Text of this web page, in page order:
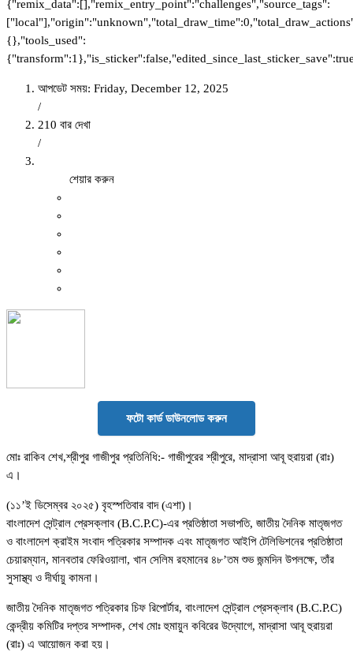
{"remix_data":[],"remix_entry_point":"challenges","source_tags":
{},"tools_used":
আপডেট সময়: Friday, December 12, 2025
/
210 বার দেখা
/
শেয়ার করুন
ফটো কার্ড ডাউনলোড করুন
মোঃ রাকিব শেখ,শ্রীপুর গাজীপুর প্রতিনিধি:- গাজীপুরের শ্রীপুরে, মাদ্রাসা আবূ হুরায়রা (রাঃ)
এ।
(১১’ই ডিসেম্বর ২০২৫) বৃহস্পতিবার বাদ (এশা)।
বাংলাদেশ সেন্ট্রাল প্রেসক্লাব (B.C.P.C)-এর প্রতিষ্ঠাতা সভাপতি, জাতীয় দৈনিক মাতৃজগত
ও বাংলাদেশ ক্রাইম সংবাদ পত্রিকার সম্পাদক এবং মাতৃজগত আইপি টেলিভিশনের প্রতিষ্ঠাতা
চেয়ারম্যান, মানবতার ফেরিওয়ালা, খান সেলিম রহমানের ৪৮’তম শুভ জন্মদিন উপলক্ষে, তাঁর
সুসাস্থ্য ও দীর্ঘায়ু কামনা।
জাতীয় দৈনিক মাতৃজগত পত্রিকার চিফ রিপোর্টার, বাংলাদেশ সেন্ট্রাল প্রেসক্লাব (B.C.P.C)
কেন্দ্রীয় কমিটির দপ্তর সম্পাদক, শেখ মোঃ হুমায়ুন কবিরের উদ্যোগে, মাদ্রাসা আবূ হুরায়রা
(রাঃ) এ আয়োজন করা হয়।